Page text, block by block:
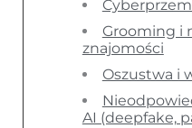
Grooming i
znajomości
Oszustwa i
AI (deepfake,